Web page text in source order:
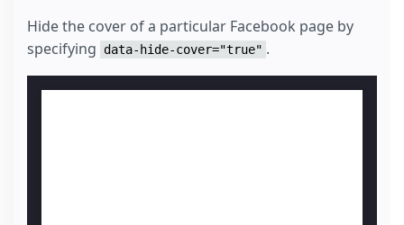
Hide the cover of a particular Facebook page by
specifying
data-hide-cover="true" .